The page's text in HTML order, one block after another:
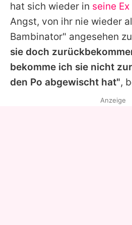
hat sich wieder in seine
Angst, von ihr nie wieder
Bambinator" angesehen
sie doch
bekomme ich sie nicht
den Po abgewischt hat",
Anzeige